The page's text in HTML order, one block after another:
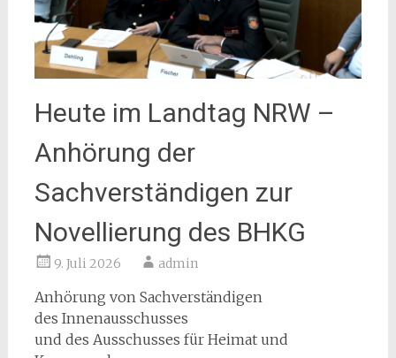
Heute im Landtag NRW –
Anhörung der
Sachverständigen zur
Novellierung des BHKG
9. Juli 2026 admin
Anhörung von Sachverständigen
des Innenausschusses
und des Ausschusses für Heimat und